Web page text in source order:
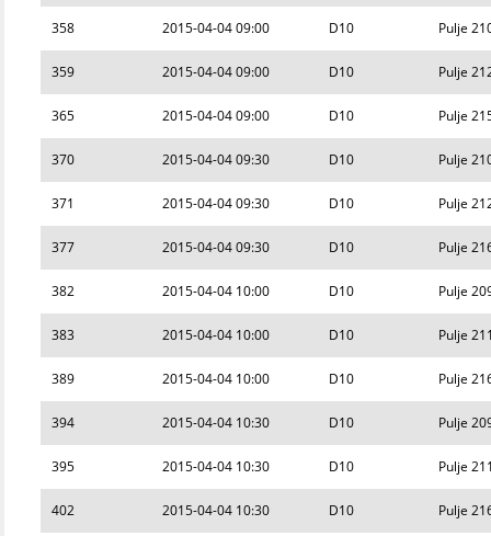
358 2015-04-04 09:00 D10 Pulje
359 2015-04-04 09:00 D10 Pulje
365 2015-04-04 09:00 D10 Pulje
370 2015-04-04 09:30 D10 Pulje
371 2015-04-04 09:30 D10 Pulje
377 2015-04-04 09:30 D10 Pulje
382 2015-04-04 10:00 D10 Pulje
383 2015-04-04 10:00 D10 Pulje
389 2015-04-04 10:00 D10 Pulje
394 2015-04-04 10:30 D10 Pulje
395 2015-04-04 10:30 D10 Pulje
402 2015-04-04 10:30 D10 Pulje